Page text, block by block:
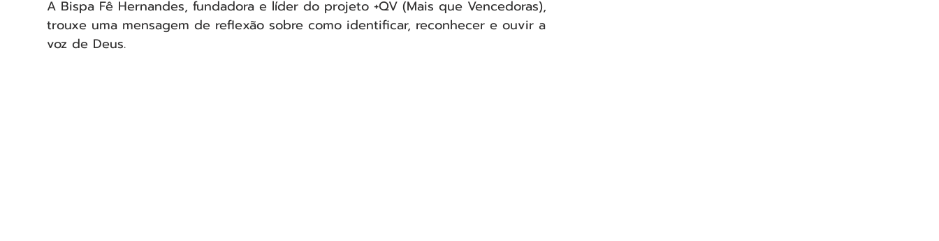
A Bispa Fê Hernandes, fundadora e líder do projeto +QV (Mais que Vencedoras),
trouxe uma mensagem de reflexão sobre como identificar, reconhecer e ouvir a
voz de Deus.